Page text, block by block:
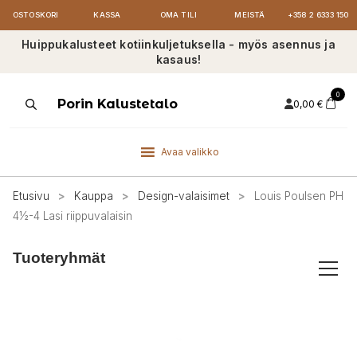
OSTOSKORI KASSA OMA TILI MEISTÄ +358 2 6333 150
Huippukalusteet kotiinkuljetuksella - myös asennus ja
kasaus!
ProductsPorin Kalustetalo 0,00 €
0
Avaa valikko
Etusivu > Kauppa > Design-valaisimet >
Louis Poulsen PH
4½-4 Lasi riippuvalaisin
Tuoteryhmät